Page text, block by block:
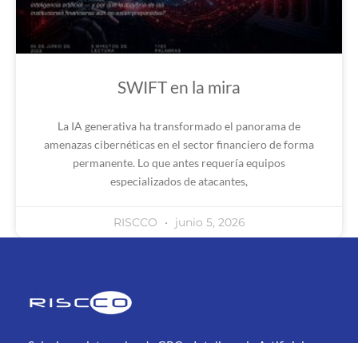
SWIFT en la mira
La IA generativa ha transformado el panorama de
amenazas cibernéticas en el sector financiero de forma
permanente. Lo que antes requería equipos
especializados de atacantes,
RISCCO junio 5, 2026